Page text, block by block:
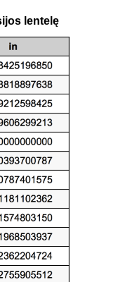
lentelę